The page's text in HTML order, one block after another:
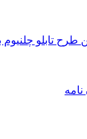
طرح تابلو